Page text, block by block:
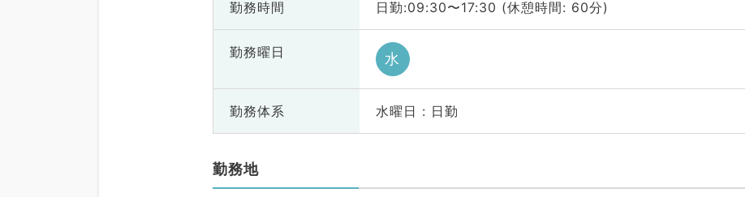
勤務時間 日勤:09:30〜17:30 (休憩時間: 60分)
勤務曜日 水
勤務体系 水曜日 : 日勤
勤務地